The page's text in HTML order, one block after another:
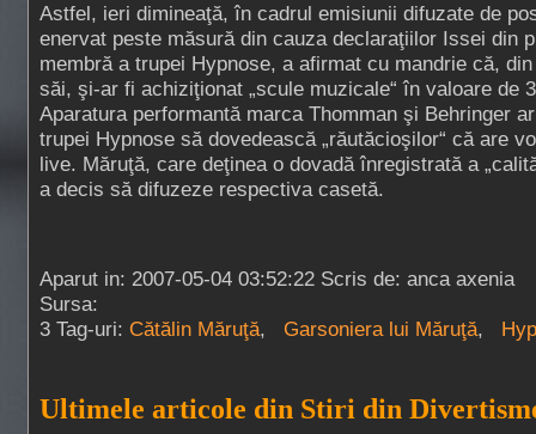
Astfel, ieri dimineaţă, în cadrul emisiunii difuzate de
enervat peste măsură din cauza declaraţiilor Issei din
membră a trupei Hypnose, a afirmat cu mandrie că,
săi, şi-ar fi achiziţionat „scule muzicale“ în valoare de
Aparatura performantă marca Thomman şi Behringer
trupei Hypnose să dovedească „răutăcioşilor“ că are
live. Măruţă, care deţinea o dovadă înregistrată a
a decis să difuzeze respectiva casetă.
Aparut in: 2007-05-04 03:52:22 Scris de: anca axenia
Sursa:
3 Tag-uri: Cătălin Măruţă, Garsoniera lui Măruţă,
Ultimele articole din Stiri din